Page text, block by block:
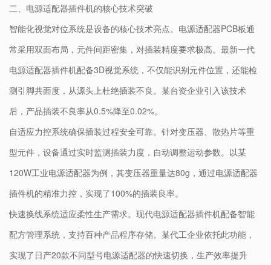
二、电源适配器插件机的核心技术突破
智能化视觉对位系统是设备的核心技术亮点。电源适配器PCB板通
常采用双面布局，元件间距密集，对插装精度要求极高。最新一代
电源适配器插件机配备3D视觉系统，不仅能识别元件位置，还能检
测引脚共面度，从源头上杜绝插装不良。某台资企业引入该技术
后，产品插装不良率从0.5%降至0.02%。
自适应力控系统确保插装过程安全可靠。针对变压器、散热片等重
型元件，设备通过实时监测插装力度，自动调整运动参数。以某
120W工业电源适配器为例，其变压器重量达80g，通过电源适配器
插件机的精准力控，实现了100%的插装良率。
快速换线系统适应柔性生产需求。现代电源适配器插件机配备智能
配方管理系统，支持百种产品程序存储。某代工企业依托此功能，
实现了日产20款不同型号电源适配器的快速切换，生产效率提升